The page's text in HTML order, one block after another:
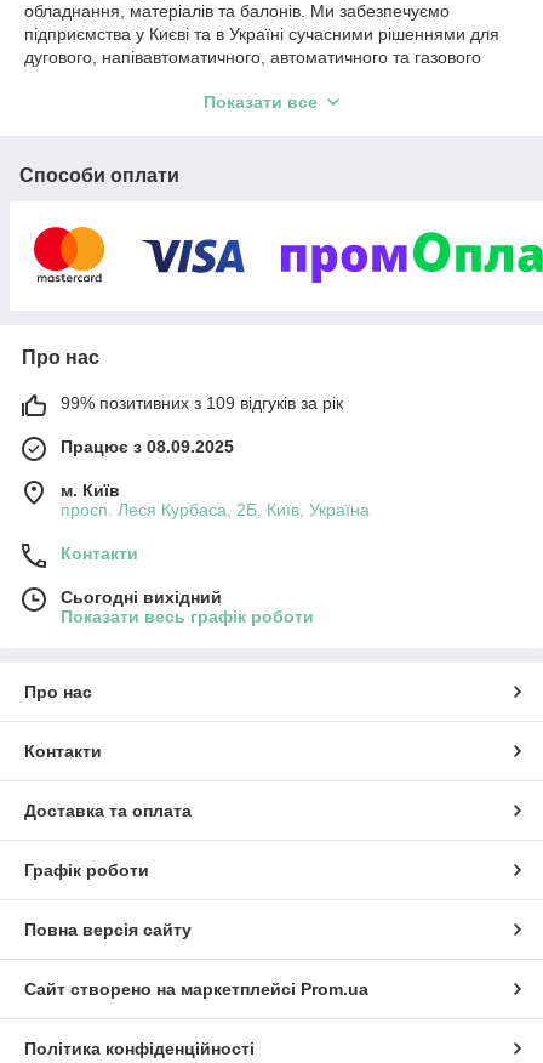
обладнання, матеріалів та балонів. Ми забезпечуємо
підприємства у Києві та в Україні сучасними рішеннями для
дугового, напівавтоматичного, автоматичного та газового
Працюючи з провідними світовими виробниками, ми
підприємств, що працюють у сфері зварювання.
Бренд АльфаЗварювання (також відомий як alfaweld або alfa
країни.
У нашому інтернет-магазині ви знайдете:
напівавтоматичного та автоматичного зварювання
Повний спектр зварювальних матеріалів:
зварювальний дріт, електроди, прутки.
редуктори, різаки, пальники та інше газополум'яне
обладнання.
Абразивні матеріали.
Інтернет магазин зварювального
Ми не просто торговий майданчик, а команда експертів,
готових допомогти вам з вибором, консультацією та
технічною підтримкою. Ми цінуємо довіру наших клієнтів та
прагнемо до довгострокової співпраці.
Показати все
Способи оплати
Про нас
99% позитивних з 109 відгуків за рік
Працює з 08.09.2025
м. Київ
просп. Леся Курбаса, 2Б, Київ, Україна
Контакти
Сьогодні вихідний
Показати весь графік роботи
Про нас
Контакти
Доставка та оплата
Графік роботи
Повна версія сайту
Сайт створено на маркетплейсі Prom.ua
Політика конфіденційності